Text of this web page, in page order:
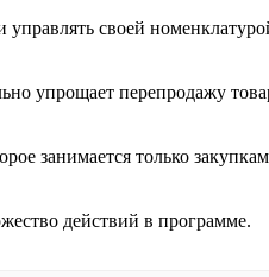
своей
упрощает перепродажу
занимается только
действий в программе.